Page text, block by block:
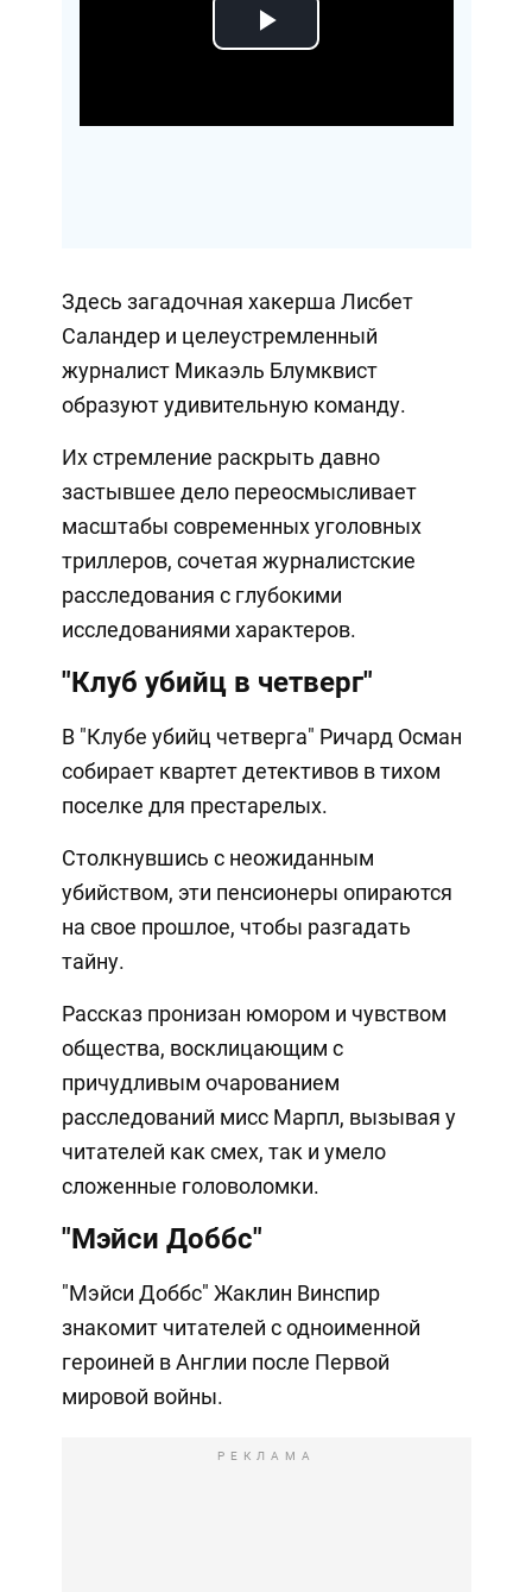
Play
Здесь загадочная хакерша Лисбет
Саландер и целеустремленный
журналист Микаэль Блумквист
образуют удивительную команду.
Их стремление раскрыть давно
застывшее дело переосмысливает
масштабы современных уголовных
триллеров, сочетая журналистские
расследования с глубокими
исследованиями характеров.
"Клуб убийц в четверг"
В "Клубе убийц четверга" Ричард Осман
собирает квартет детективов в тихом
поселке для престарелых.
Столкнувшись с неожиданным
убийством, эти пенсионеры опираются
на свое прошлое, чтобы разгадать
тайну.
Рассказ пронизан юмором и чувством
общества, восклицающим с
причудливым очарованием
расследований мисс Марпл, вызывая у
читателей как смех, так и умело
сложенные головоломки.
"Мэйси Доббс"
"Мэйси Доббс" Жаклин Винспир
знакомит читателей с одноименной
героиней в Англии после Первой
мировой войны.
РЕКЛАМА